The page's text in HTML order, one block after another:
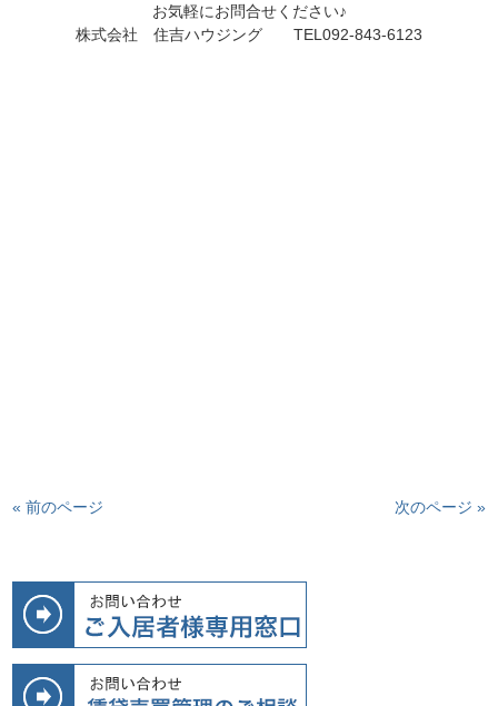
お気軽にお問合せください♪
株式会社　住吉ハウジング　　TEL092-843-6123
« 前のページ 次のページ »